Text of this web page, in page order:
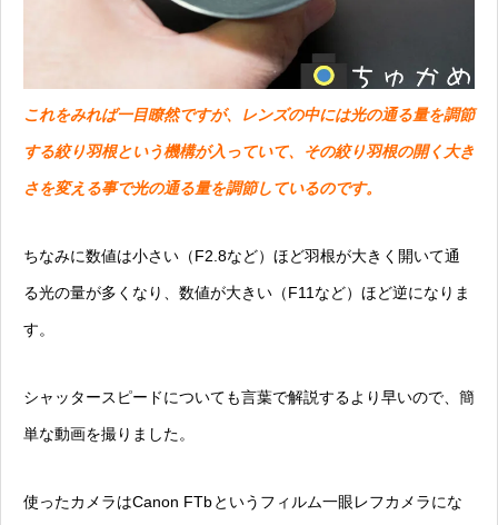
これをみれば一目瞭然ですが、レンズの中には光の通る量を調節
する絞り羽根という機構が入っていて、その絞り羽根の開く大き
さを変える事で光の通る量を調節しているのです。
ちなみに数値は小さい（F2.8など）ほど羽根が大きく開いて通
る光の量が多くなり、数値が大きい（F11など）ほど逆になりま
す。
シャッタースピードについても言葉で解説するより早いので、簡
単な動画を撮りました。
使ったカメラはCanon FTbというフィルム一眼レフカメラにな